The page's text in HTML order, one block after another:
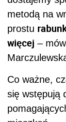
metodą na
prostu
więcej –
Co ważne,
się wstępują